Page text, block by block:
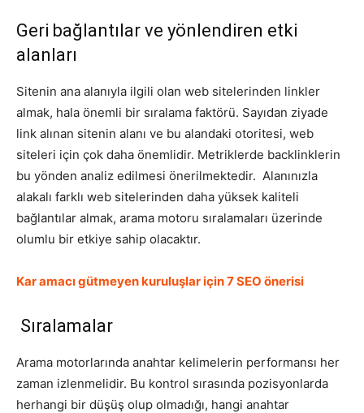
Geri bağlantılar ve yönlendiren etki
alanları
Sitenin ana alanıyla ilgili olan web sitelerinden linkler
almak, hala önemli bir sıralama faktörü. Sayıdan ziyade
link alınan sitenin alanı ve bu alandaki otoritesi, web
siteleri için çok daha önemlidir. Metriklerde backlinklerin
bu yönden analiz edilmesi önerilmektedir. Alanınızla
alakalı farklı web sitelerinden daha yüksek kaliteli
bağlantılar almak, arama motoru sıralamaları üzerinde
olumlu bir etkiye sahip olacaktır.
Kar amacı gütmeyen kuruluşlar için 7 SEO önerisi
Sıralamalar
Arama motorlarında anahtar kelimelerin performansı her
zaman izlenmelidir. Bu kontrol sırasında pozisyonlarda
herhangi bir düşüş olup olmadığı, hangi anahtar